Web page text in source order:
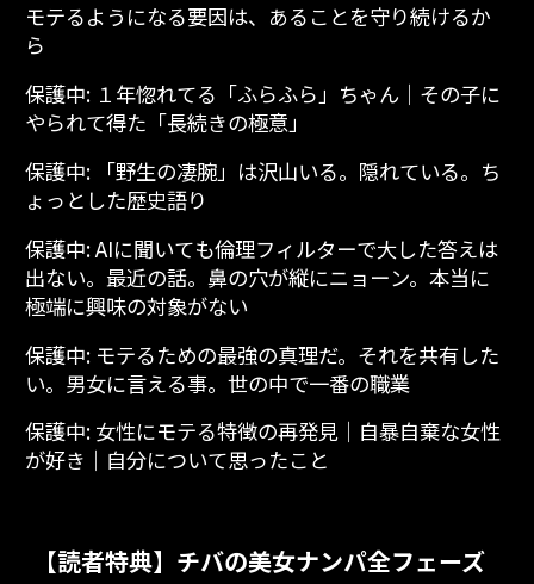
モテるようになる要因は、あることを守り続けるか
ら
保護中: １年惚れてる「ふらふら」ちゃん│その子に
やられて得た「長続きの極意」
保護中: 「野生の凄腕」は沢山いる。隠れている。ち
ょっとした歴史語り
保護中: AIに聞いても倫理フィルターで大した答えは
出ない。最近の話。鼻の穴が縦にニョーン。本当に
極端に興味の対象がない
保護中: モテるための最強の真理だ。それを共有した
い。男女に言える事。世の中で一番の職業
保護中: 女性にモテる特徴の再発見│自暴自棄な女性
が好き│自分について思ったこと
【読者特典】チバの美女ナンパ全フェーズ